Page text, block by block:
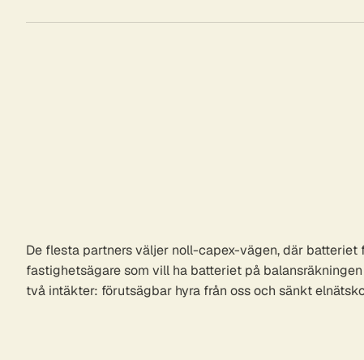
De flesta partners väljer noll-capex-vägen, där batteriet
fastighetsägare som vill ha batteriet på
två intäkter: förutsägbar hyra från oss och sänkt